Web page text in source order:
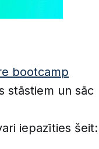
bootcamp
stāstiem un sāc
iepazīties šeit: